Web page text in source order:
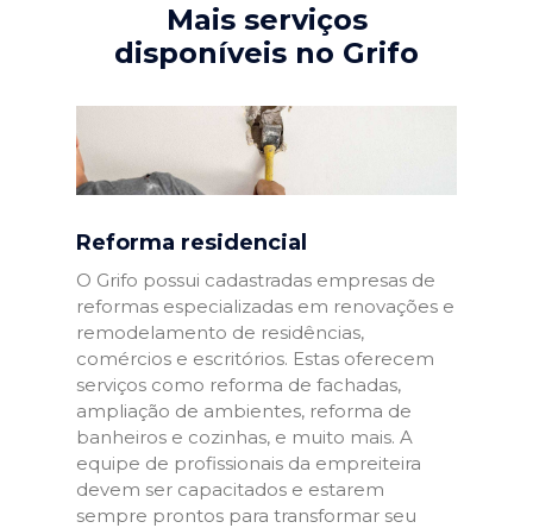
Mais serviços
disponíveis no Grifo
Reforma residencial
O Grifo possui cadastradas empresas de
reformas especializadas em renovações e
remodelamento de residências,
comércios e escritórios. Estas oferecem
serviços como reforma de fachadas,
ampliação de ambientes, reforma de
banheiros e cozinhas, e muito mais. A
equipe de profissionais da empreiteira
devem ser capacitados e estarem
sempre prontos para transformar seu